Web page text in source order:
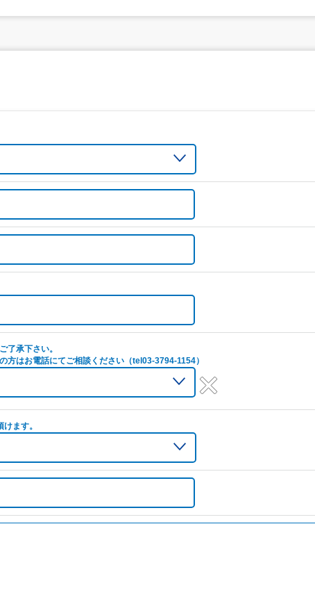
了承下さい。
はお電話にてご相談ください（tel03-3794-1154）
ます。